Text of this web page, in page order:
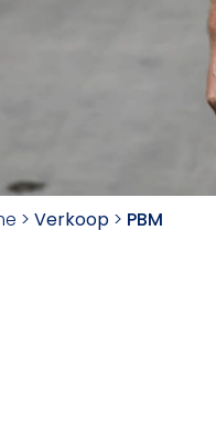
> Verkoop > PBM